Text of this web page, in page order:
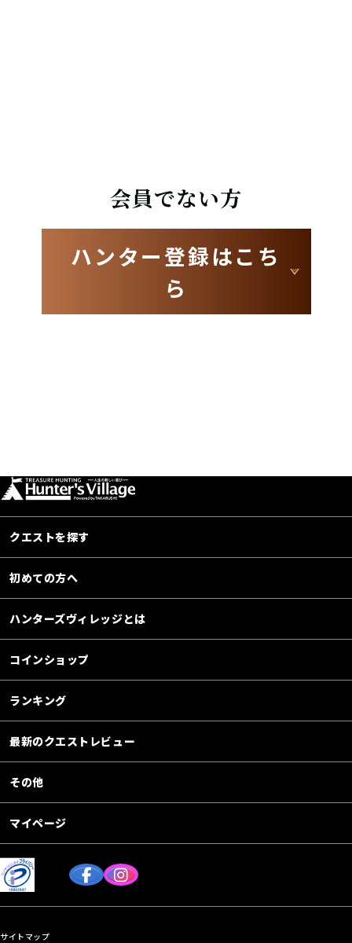
会員でない方
ハンター登録はこち
ら
クエストを探す
初めての方へ
ハンターズヴィレッジとは
コインショップ
ランキング
最新のクエストレビュー
その他
マイページ
サイトマップ